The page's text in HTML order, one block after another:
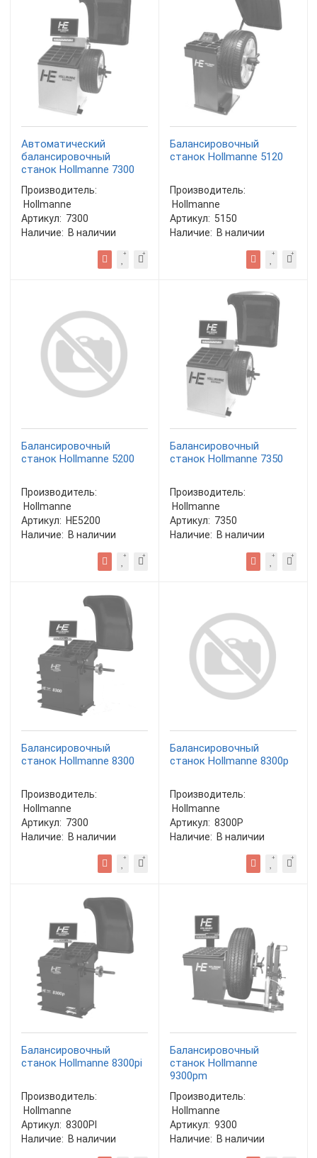
Автоматический
балансировочный
станок Hollmanne 7300
Производитель:
Hollmanne
Артикул: 7300
Наличие: В наличии
Балансировочный
станок Hollmanne 5120
Производитель:
Hollmanne
Артикул: 5150
Наличие: В наличии
Балансировочный
станок Hollmanne 5200
Производитель:
Hollmanne
Артикул: НЕ5200
Наличие: В наличии
Балансировочный
станок Hollmanne 7350
Производитель:
Hollmanne
Артикул: 7350
Наличие: В наличии
Балансировочный
станок Hollmanne 8300
Производитель:
Hollmanne
Артикул: 7300
Наличие: В наличии
Балансировочный
станок Hollmanne 8300p
Производитель:
Hollmanne
Артикул: 8300Р
Наличие: В наличии
Балансировочный
станок Hollmanne 8300pi
Производитель:
Hollmanne
Артикул: 8300PI
Наличие: В наличии
Балансировочный
станок Hollmanne
9300pm
Производитель:
Hollmanne
Артикул: 9300
Наличие: В наличии